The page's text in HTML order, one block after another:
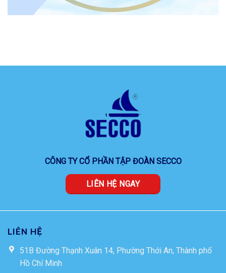
CÔNG TY CỔ PHẦN TẬP ĐOÀN SECCO
LIÊN HỆ NGAY
LIÊN HỆ
51B Đường Thạnh Xuân 14, Phường Thới An, Thành phố
Hồ Chí Minh